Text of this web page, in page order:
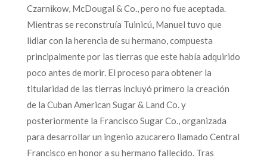
Czarnikow, McDougal & Co., pero no fue aceptada.
Mientras se reconstruía Tuinicú, Manuel tuvo que
lidiar con la herencia de su hermano, compuesta
principalmente por las tierras que este había adquirido
poco antes de morir. El proceso para obtener la
titularidad de las tierras incluyó primero la creación
de la Cuban American Sugar & Land Co. y
posteriormente la Francisco Sugar Co., organizada
para desarrollar un ingenio azucarero llamado Central
Francisco en honor a su hermano fallecido. Tras